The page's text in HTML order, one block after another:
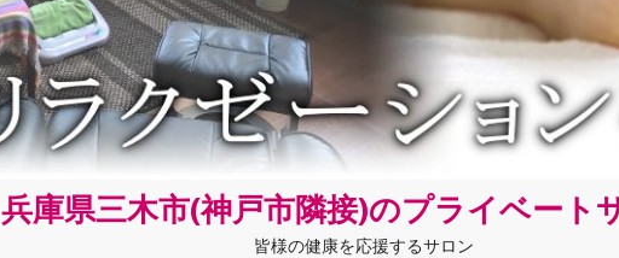
兵庫県三木市(神戸市隣接)のプライベート
皆様の健康を応援するサロン